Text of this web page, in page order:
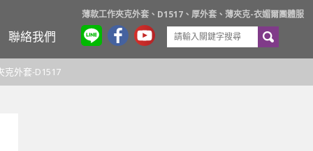
薄款工作夾克外套、D1517、厚外套、薄夾克-衣媚爾團體服
聯絡我們
克外套-D1517